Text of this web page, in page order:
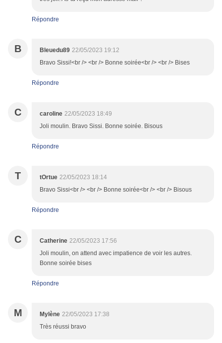
Répondre
B Bleuedu89 22/05/2023 19:12
Bravo Sissi!<br /> <br /> Bonne soirée<br /> <br /> Bises
Répondre
C caroline 22/05/2023 18:49
Joli moulin. Bravo Sissi. Bonne soirée. Bisous
Répondre
T tOrtue 22/05/2023 18:14
Bravo Sissi<br /> <br /> Bonne soirée<br /> <br /> Bisous
Répondre
C Catherine 22/05/2023 17:56
Joli moulin, on attend avec impatience de voir les autres.
Bonne soirée bises
Répondre
M Mylène 22/05/2023 17:38
Très réussi bravo